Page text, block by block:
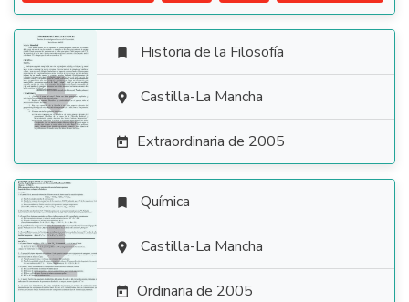

 Historia de la Filosofía
 Castilla-La Mancha
 Extraordinaria de 2005

 Química
 Castilla-La Mancha
 Ordinaria de 2005